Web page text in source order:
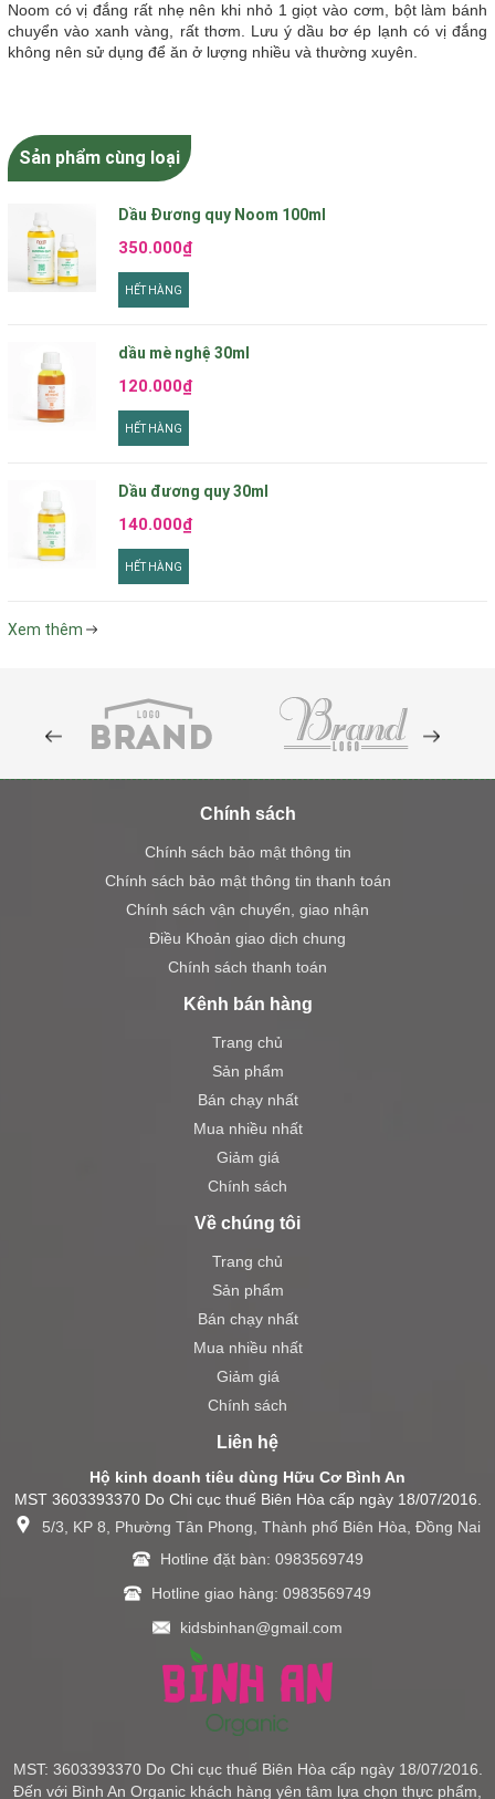
Noom có vị đắng rất nhẹ nên khi nhỏ 1 giọt vào cơm, bột làm bánh
chuyển vào xanh vàng, rất thơm. Lưu ý dầu bơ ép lạnh có vị đắng
không nên sử dụng để ăn ở lượng nhiều và thường xuyên.
Sản phẩm cùng loại
Dầu Đương quy Noom 100ml
350.000₫
HẾT HÀNG
dầu mè nghệ 30ml
120.000₫
HẾT HÀNG
Dầu đương quy 30ml
140.000₫
HẾT HÀNG
Xem thêm
Chính sách
Chính sách bảo mật thông tin
Chính sách bảo mật thông tin thanh toán
Chính sách vận chuyển, giao nhận
Điều Khoản giao dịch chung
Chính sách thanh toán
Kênh bán hàng
Trang chủ
Sản phẩm
Bán chạy nhất
Mua nhiều nhất
Giảm giá
Chính sách
Về chúng tôi
Trang chủ
Sản phẩm
Bán chạy nhất
Mua nhiều nhất
Giảm giá
Chính sách
Liên hệ
Hộ kinh doanh tiêu dùng Hữu Cơ Bình An
MST 3603393370 Do Chi cục thuế Biên Hòa cấp ngày 18/07/2016.
5/3, KP 8, Phường Tân Phong, Thành phố Biên Hòa, Đồng Nai
Hotline đặt bàn: 0983569749
Hotline giao hàng: 0983569749
kidsbinhan@gmail.com
MST: 3603393370 Do Chi cục thuế Biên Hòa cấp ngày 18/07/2016.
Đến với Bình An Organic khách hàng yên tâm lựa chọn thực phẩm,